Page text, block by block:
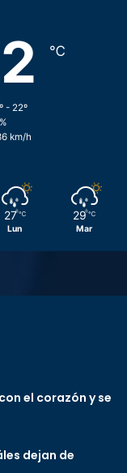
℃
- 22º
km/h
27 ℃
Lun
29 ℃
Mar
el corazón y se
dejan de